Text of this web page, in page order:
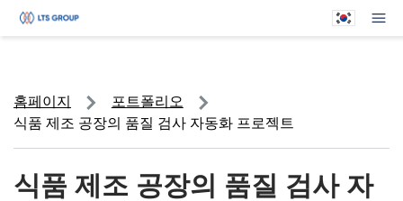
메
귀하의 회사
홈페이지
포트폴리오
식품 제조 공장의 품질 검사 자동화 프로젝트
식품 제조 공장의 품질 검사 자